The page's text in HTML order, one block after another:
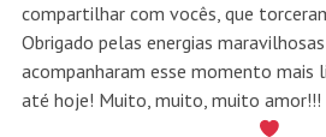
compartilhar com vocês, que
Obrigado pelas energias
acompanharam esse momento mais
até hoje! Muito, muito, muito amor!!!